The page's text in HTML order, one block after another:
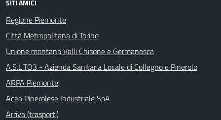
SITI AMICI
Regione Piemonte
Città Metropolitana di Torino
Unione montana Valli Chisone e Germanasca
A.S.L.TO3 - Azienda Sanitaria Locale di Collegno e Pinerolo
ARPA Piemonte
Acea Pinerolese Industriale SpA
Arriva (trasporti)